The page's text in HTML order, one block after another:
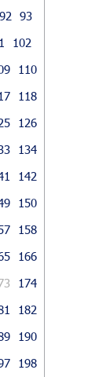
92
93
102
110
118
126
134
142
150
158
166
174
182
190
198